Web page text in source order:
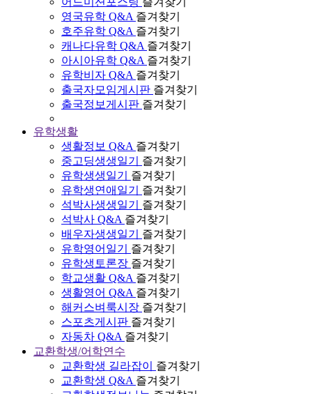
영국유학 Q&A 즐겨찾기
호주유학 Q&A 즐겨찾기
캐나다유학 Q&A 즐겨찾기
아시아유학 Q&A 즐겨찾기
유학비자 Q&A 즐겨찾기
출국자모임게시판 즐겨찾기
출국정보게시판 즐겨찾기
유학생활
생활정보 Q&A 즐겨찾기
중고딩생생일기
즐겨찾기
유학생생일기
즐겨찾기
유학생연애일기
즐겨찾기
석박사생생일기
즐겨찾기
석박사 Q&A 즐겨찾기
배우자생생일기
즐겨찾기
유학영어일기
즐겨찾기
유학생토론장 즐겨찾기
학교생활 Q&A 즐겨찾기
생활영어 Q&A 즐겨찾기
해커스벼룩시장 즐겨찾기
스포츠게시판 즐겨찾기
자동차 Q&A 즐겨찾기
교환학생/어학연수
교환학생 길라잡이
즐겨찾기
교환학생 Q&A 즐겨찾기